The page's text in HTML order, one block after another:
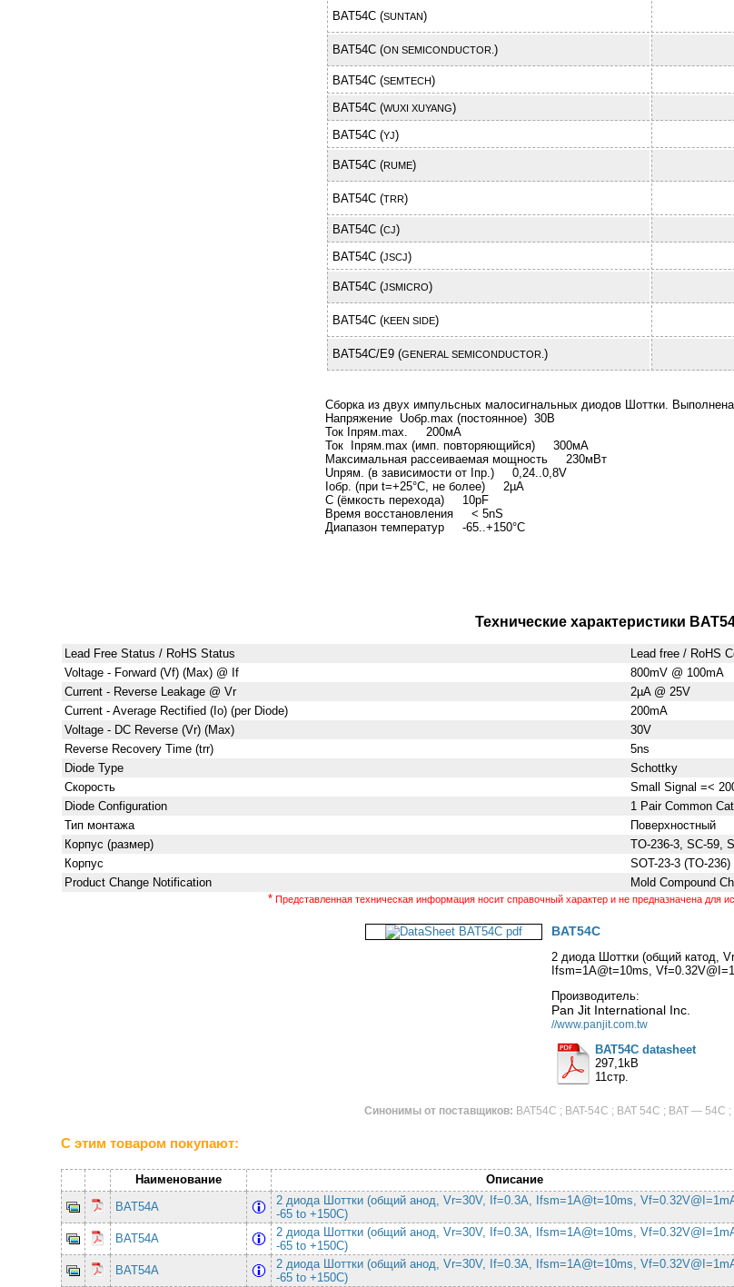
BAT54C (SUNTAN)
BAT54C (ON SEMICONDUCTOR. )
BAT54C (SEMTECH)
BAT54C (WUXI XUYANG)
BAT54C (YJ)
BAT54C (RUME)
BAT54C (TRR)
BAT54C (CJ)
BAT54C (JSCJ)
BAT54C (JSMICRO)
BAT54C (KEEN SIDE)
BAT54C/E9 (GENERAL SEMICONDUCTOR. )
Сборка из двух импульсных малосигнальных диодов Шоттки.
Напряжение Uобр.max (постоянное) 30В
Ток Iпрям.max. 200мА
Ток Iпрям.max (имп. повторяющийся) 300мА
Максимальная рассеиваемая мощность 230мВт
Uпрям. (в зависимости от Iпр.) 0,24..0,8V
Iобр. (при t=+25°C, не более) 2µA
C (ёмкость перехода) 10pF
Время воcстановления < 5nS
Диапазон температур -65..+150°C
Технические характеристики
Lead Free Status / RoHS Status
Lead free / RoHS
Voltage - Forward (Vf) (Max) @ If
800mV @ 100mA
Current - Reverse Leakage @ Vr
2µA @ 25V
Current - Average Rectified (Io) (per Diode)
200mA
Voltage - DC Reverse (Vr) (Max)
30V
Reverse Recovery Time (trr)
5ns
Diode Type
Schottky
Скорость
Small Signal =<
Diode Configuration
1 Pair Common
Тип монтажа
Поверхностный
Корпус (размер)
TO-236-3, SC-59,
Корпус
SOT-23-3 (TO-236)
Product Change Notification
Mold Compound
* Представленная техническая информация носит справочный характер и не предназначена для
BAT54C
2 диода Шоттки (общий катод,
Ifsm=1A@t=10ms,
Производитель:
Pan Jit International Inc.
//www.panjit.com.tw
BAT54C datasheet
297,1kB
11стр.
Синонимы от поставщиков: BAT54C ; BAT-54C ; BAT 54C ; BAT — 54C
С этим товаром покупают:
Наименование Описание
BAT54A
2 диода Шоттки (общий анод, Vr=30V, If=0.3A, Ifsm=1A@t=10ms,
-65 to +150C)
BAT54A
2 диода Шоттки (общий анод, Vr=30V, If=0.3A, Ifsm=1A@t=10ms,
-65 to +150C)
BAT54A
2 диода Шоттки (общий анод, Vr=30V, If=0.3A, Ifsm=1A@t=10ms,
-65 to +150C)